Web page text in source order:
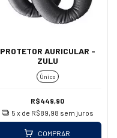
PROTETOR AURICULAR -
ZULU
Único
R$449,90
5 x de R$89,98 sem juros
COMPRAR